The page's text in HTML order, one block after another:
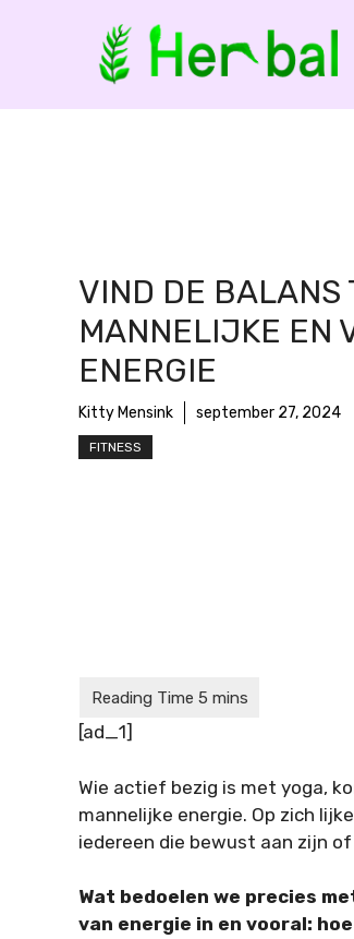
VIND DE BALANS
MANNELIJKE EN
ENERGIE
Kitty Mensink september 27, 2024
FITNESS
[ad_1]
Wie actief bezig is met yoga,
mannelijke energie. Op zich
iedereen die bewust aan zijn
Wat bedoelen we precies
van energie in en vooral: